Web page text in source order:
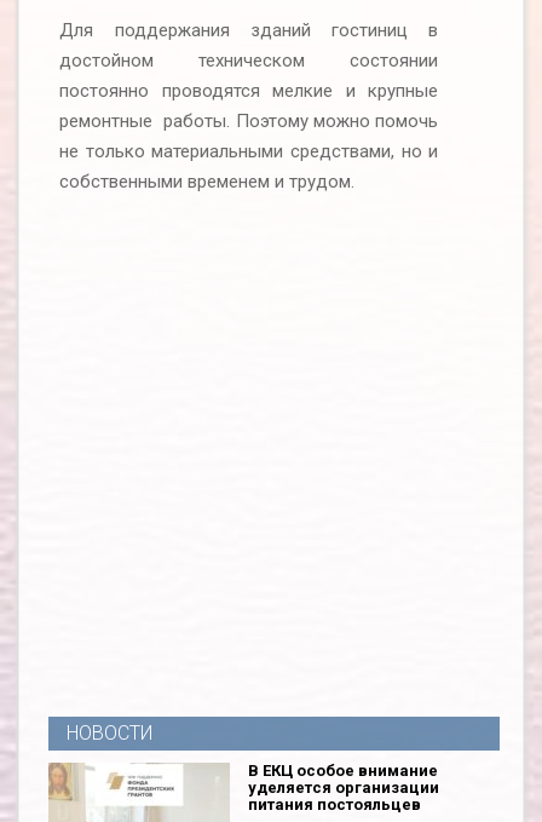
Для поддержания зданий гостиниц в
достойном техническом состоянии
постоянно проводятся мелкие и крупные
ремонтные работы. Поэтому можно помочь
не только материальными средствами, но и
собственными временем и трудом.
НОВОСТИ
В ЕКЦ особое внимание
уделяется организации
питания постояльцев